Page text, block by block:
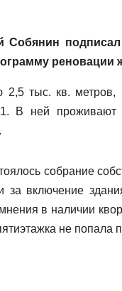
Собянин
реновации
2,5 тыс. кв.
В ней проживают
собрание
за включение
в наличии
не попала